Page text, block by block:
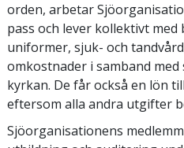
orden, arbetar
pass och lever kollektivt med
uniformer, sjuk- och
omkostnader i samband
kyrkan. De får också en lön
eftersom alla andra utgifter
Sjöorganisationens